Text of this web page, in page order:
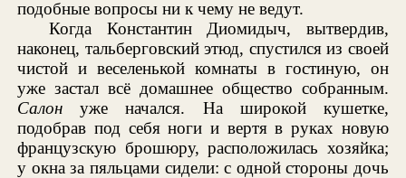
подобные вопросы ни к чему не ведут.
Когда Константин Диомидыч, вытвердив,
наконец, тальберговский этюд, спустился из своей
чистой и веселенькой комнаты в гостиную, он
уже застал всё домашнее общество собранным.
Салон уже начался. На широкой кушетке,
подобрав под себя ноги и вертя в руках новую
французскую брошюру, расположилась хозяйка;
у окна за пяльцами сидели: с одной стороны дочь